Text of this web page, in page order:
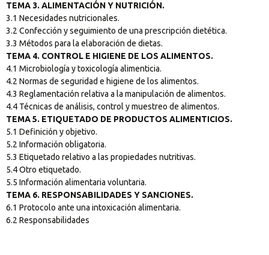
TEMA 3. ALIMENTACIÓN Y NUTRICIÓN.
3.1 Necesidades nutricionales.
3.2 Confección y seguimiento de una prescripción dietética.
3.3 Métodos para la elaboración de dietas.
TEMA 4. CONTROL E HIGIENE DE LOS ALIMENTOS.
4.1 Microbiología y toxicología alimenticia.
4.2 Normas de seguridad e higiene de los alimentos.
4.3 Reglamentación relativa a la manipulación de alimentos.
4.4 Técnicas de análisis, control y muestreo de alimentos.
TEMA 5. ETIQUETADO DE PRODUCTOS ALIMENTICIOS.
5.1 Definición y objetivo.
5.2 Información obligatoria.
5.3 Etiquetado relativo a las propiedades nutritivas.
5.4 Otro etiquetado.
5.5 Información alimentaria voluntaria.
TEMA 6. RESPONSABILIDADES Y SANCIONES.
6.1 Protocolo ante una intoxicación alimentaria.
6.2 Responsabilidades